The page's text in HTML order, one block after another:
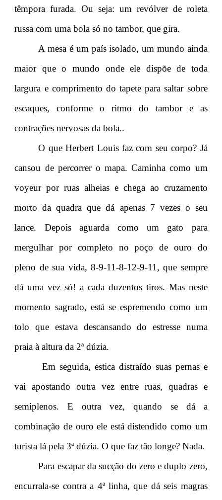
têmpora furada. Ou seja: um revólver de roleta
russa com uma bola só no tambor, que gira.
A mesa é um país isolado, um mundo ainda
maior que o mundo onde ele dispõe de toda
largura e comprimento do tapete para saltar sobre
escaques, conforme o ritmo do tambor e as
contrações nervosas da bola..
O que Herbert Louis faz com seu corpo? Já
cansou de percorrer o mapa. Caminha como um
voyeur por ruas alheias e chega ao cruzamento
morto da quadra que dá apenas 7 vezes o seu
lance. Depois aguarda como um gato para
mergulhar por completo no poço de ouro do
pleno de sua vida, 8-9-11-8-12-9-11, que sempre
dá uma vez só! a cada duzentos tiros. Mas neste
momento sagrado, está se espremendo como um
tolo que estava descansando do estresse numa
praia à altura da 2ª dúzia.
Em seguida, estica distraído suas pernas e
vai apostando outra vez entre ruas, quadras e
semiplenos. E outra vez, quando se dá a
combinação de ouro ele está distendido como um
turista lá pela 3ª dúzia. O que faz tão longe? Nada.
Para escapar da sucção do zero e duplo zero,
encurrala-se contra a 4ª linha, que dá seis magras